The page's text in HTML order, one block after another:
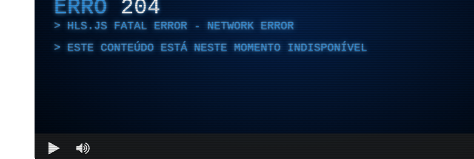
ERRO 204
HLS.JS FATAL ERROR - NETWORK ERROR
ESTE CONTEÚDO ESTÁ NESTE MOMENTO INDISPONÍVEL